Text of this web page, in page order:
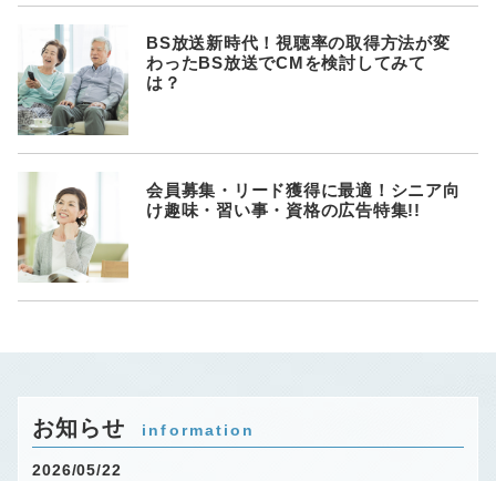
BS放送新時代！視聴率の取得方法が変
わったBS放送でCMを検討してみて
は？
会員募集・リード獲得に最適！シニア向
け趣味・習い事・資格の広告特集!!
お知らせ information
2026/05/22